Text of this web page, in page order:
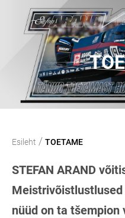
Esileht / TOETAME
STEFAN ARAND
nüüd on ta